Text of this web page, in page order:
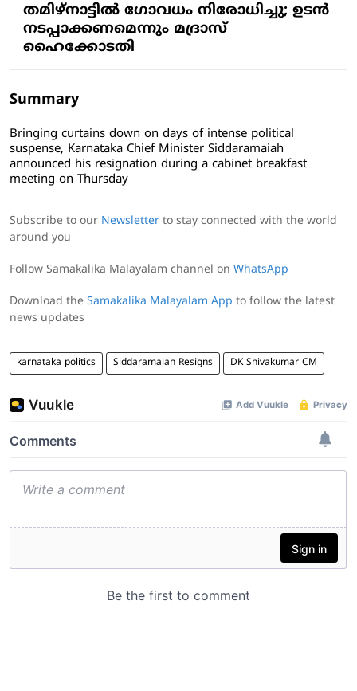
തമിഴ്നാട്ടിൽ ​ഗോവധം നിരോധിച്ചു; ഉടൻ
നടപ്പാക്കണമെന്നും മദ്രാസ്
ഹൈക്കോടതി
Summary
Bringing curtains down on days of intense political
suspense, Karnataka Chief Minister Siddaramaiah
announced his resignation during a cabinet breakfast
meeting on Thursday
Subscribe to our Newsletter to stay connected with the world
around you
Follow Samakalika Malayalam channel on WhatsApp
Download the Samakalika Malayalam App to follow the latest
news updates
karnataka politics Siddaramaiah Resigns DK Shivakumar CM